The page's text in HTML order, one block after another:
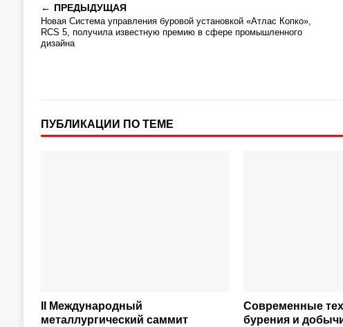
ПРЕДЫДУЩАЯ
Новая Система управления буровой установкой «Атлас Копко»,
RCS 5, получила известную премию в сфере промышленного
дизайна
ПУБЛИКАЦИИ ПО ТЕМЕ
II Международный
металлургический саммит
Современные
бурения и